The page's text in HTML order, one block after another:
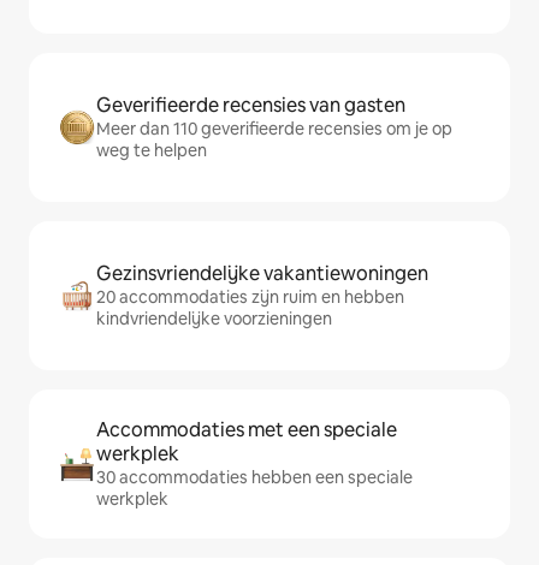
Geverifieerde recensies van gasten
Meer dan 110 geverifieerde recensies om je op
weg te helpen
Gezinsvriendelijke vakantiewoningen
20 accommodaties zijn ruim en hebben
kindvriendelijke voorzieningen
Accommodaties met een speciale
werkplek
30 accommodaties hebben een speciale
werkplek